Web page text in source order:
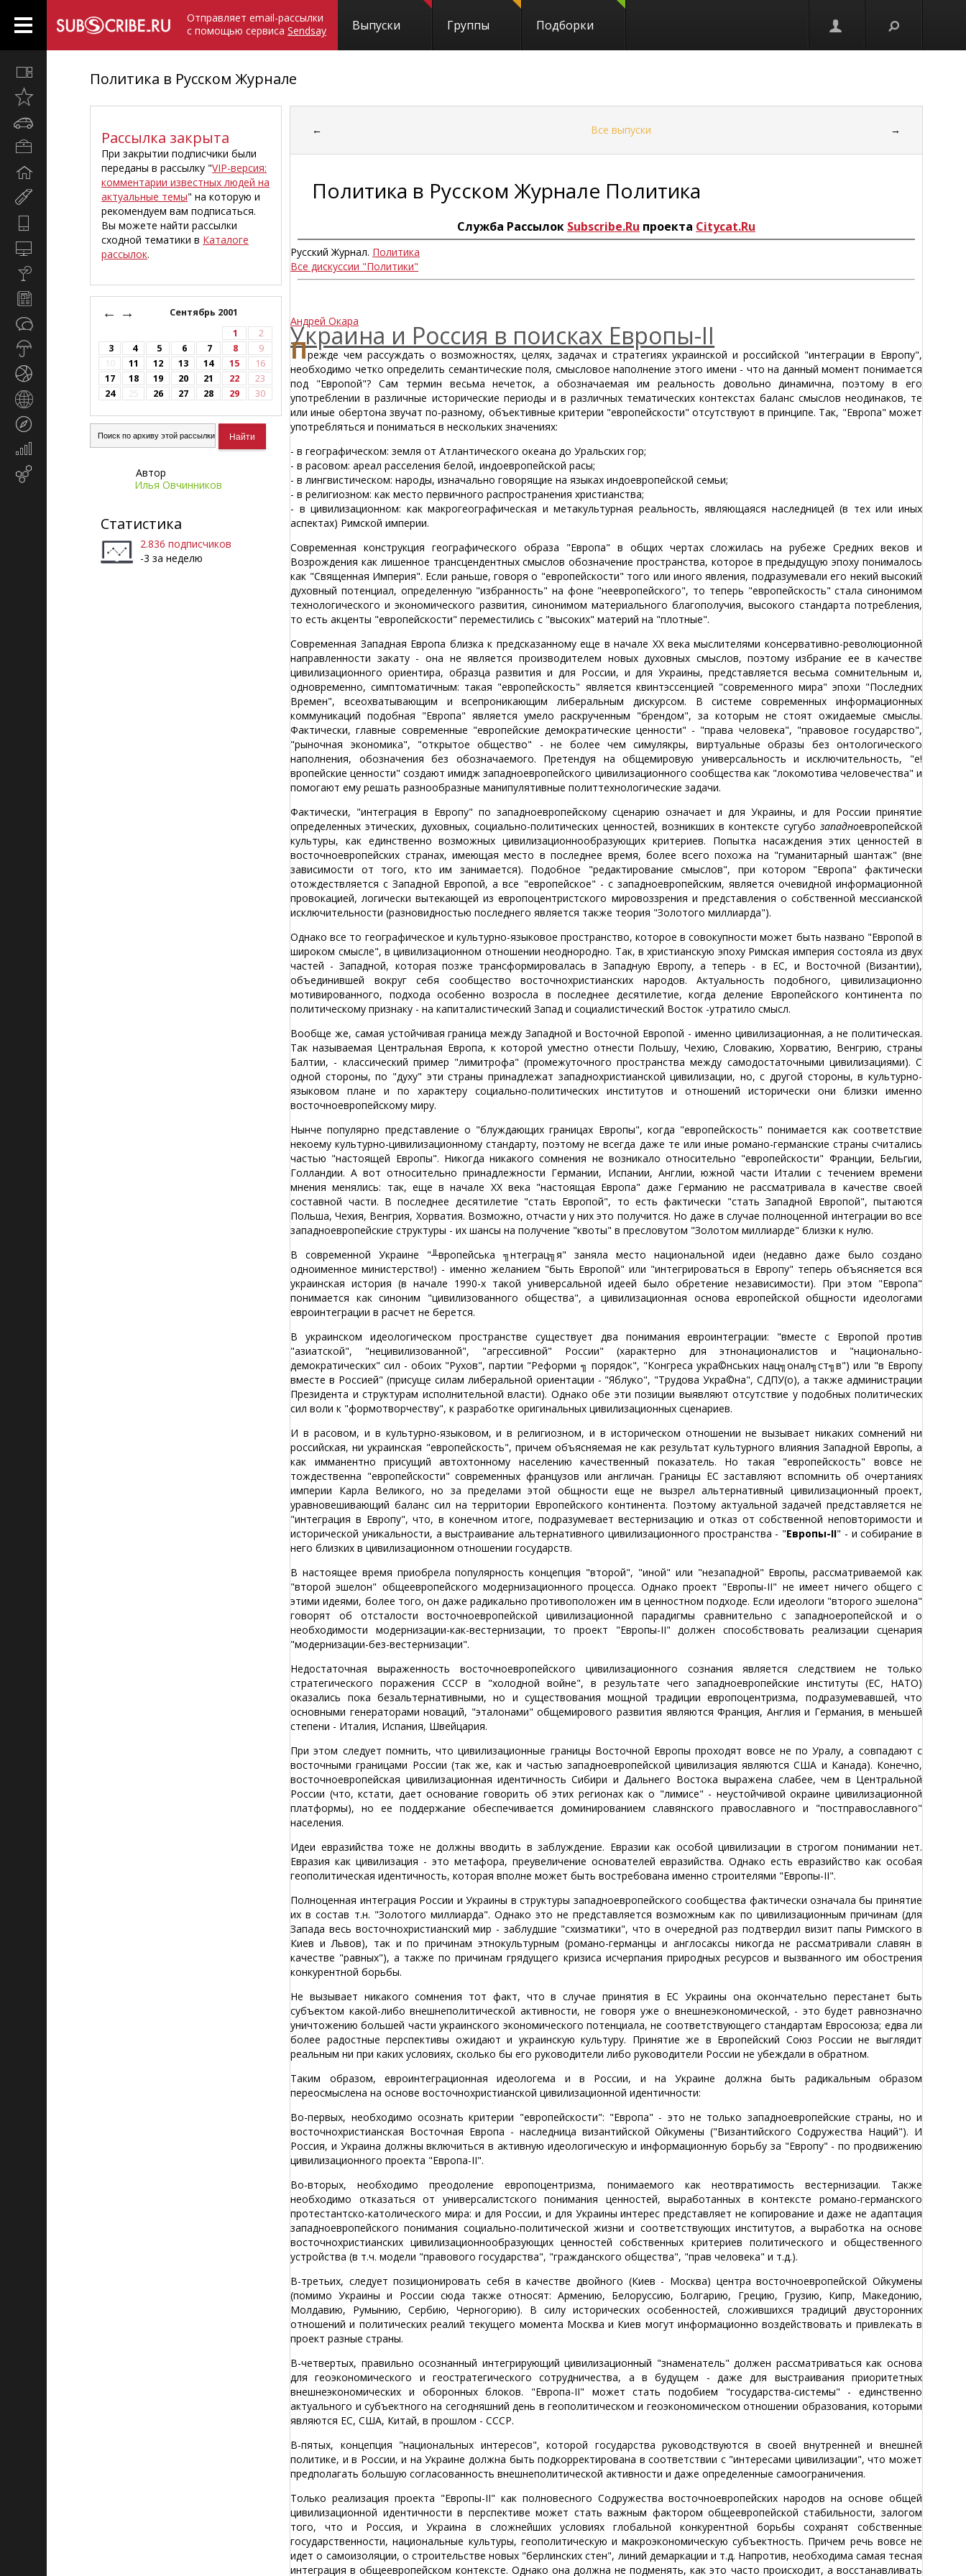
Отправляет email-рассылки
с помощью сервиса Sendsay Выпуски Группы Подборки
недавно
Компьютеры
Новости
регионы
Экономика
Политика в Русском Журнале
Рассылка закрыта
При закрытии подписчики были
переданы в рассылку "VIP-версия:
комментарии известных людей на
актуальные темы" на которую и
рекомендуем вам подписаться.
Вы можете найти рассылки
сходной тематики в Каталоге
рассылок.
← Сентябрь 2001
→
1
2
3
4 5 6 7 8
9
10
11 12 13 14 15
16
17
18 19 20 21 22
23
24
25 26 27 28 29 30
Автор
Илья Овчинников
Статистика
2.836 подписчиков
-3 за неделю
← Все выпуски →
Политика в Русском Журнале Политика
Служба Рассылок Subscribe.Ru проекта Citycat.Ru
Русский Журнал. Политика
Все дискуссии "Политики"
Андрей Окара
Украина и Россия в поисках Европы-II
Прежде чем рассуждать о возможностях, целях, задачах и стратегиях украинской и российской "интеграции в Европу",
необходимо четко определить семантические поля, смысловое наполнение этого имени - что на данный момент понимается
под "Европой"? Сам термин весьма нечеток, а обозначаемая им реальность довольно динамична, поэтому в его
употреблении в различные исторические периоды и в различных тематических контекстах баланс смыслов неодинаков, те
или иные обертона звучат по-разному, объективные критерии "европейскости" отсутствуют в принципе. Так, "Европа" может
употребляться и пониматься в нескольких значениях:
- в географическом: земля от Атлантического океана до Уральских гор;
- в расовом: ареал расселения белой, индоевропейской расы;
- в лингвистическом: народы, изначально говорящие на языках индоевропейской семьи;
- в религиозном: как место первичного распространения христианства;
- в цивилизационном: как макрогеографическая и метакультурная реальность, являющаяся наследницей (в тех или иных
аспектах) Римской империи.
Современная конструкция географического образа "Европа" в общих чертах сложилась на рубеже Средних веков и
Возрождения как лишенное трансцендентных смыслов обозначение пространства, которое в предыдущую эпоху понималось
как "Священная Империя". Если раньше, говоря о "европейскости" того или иного явления, подразумевали его некий высокий
духовный потенциал, определенную "избранность" на фоне "неевропейского", то теперь "европейскость" стала синонимом
технологического и экономического развития, синонимом материального благополучия, высокого стандарта потребления,
то есть акценты "европейскости" переместились с "высоких" материй на "плотные".
Современная Западная Европа близка к предсказанному еще в начале XX века мыслителями консервативно-революционной
направленности закату - она не является производителем новых духовных смыслов, поэтому избрание ее в качестве
цивилизационного ориентира, образца развития и для России, и для Украины, представляется весьма сомнительным и,
одновременно, симптоматичным: такая "европейскость" является квинтэссенцией "современного мира" эпохи "Последних
Времен", всеохватывающим и всепроникающим либеральным дискурсом. В системе современных информационных
коммуникаций подобная "Европа" является умело раскрученным "брендом", за которым не стоят ожидаемые смыслы.
Фактически, главные современные "европейские демократические ценности" - "права человека", "правовое государство",
"рыночная экономика", "открытое общество" - не более чем симулякры, виртуальные образы без онтологического
наполнения, обозначения без обозначаемого. Претендуя на общемировую универсальность и исключительность, "е!
вропейские ценности" создают имидж западноевропейского цивилизационного сообщества как "локомотива человечества" и
помогают ему решать разнообразные манипулятивные политтехнологические задачи.
Фактически, "интеграция в Европу" по западноевропейскому сценарию означает и для Украины, и для России принятие
определенных этических, духовных, социально-политических ценностей, возникших в контексте сугубо западноевропейской
культуры, как единственно возможных цивилизационнообразующих критериев. Попытка насаждения этих ценностей в
восточноевропейских странах, имеющая место в последнее время, более всего похожа на "гуманитарный шантаж" (вне
зависимости от того, кто им занимается). Подобное "редактирование смыслов", при котором "Европа" фактически
отождествляется с Западной Европой, а все "европейское" - с западноевропейским, является очевидной информационной
провокацией, логически вытекающей из европоцентристского мировоззрения и представления о собственной мессианской
исключительности (разновидностью последнего является также теория "Золотого миллиарда").
Однако все то географическое и культурно-языковое пространство, которое в совокупности может быть названо "Европой в
широком смысле", в цивилизационном отношении неоднородно. Так, в христианскую эпоху Римская империя состояла из двух
частей - Западной, которая позже трансформировалась в Западную Европу, а теперь - в ЕС, и Восточной (Византии),
объединившей вокруг себя сообщество восточнохристианских народов. Актуальность подобного, цивилизационно
мотивированного, подхода особенно возросла в последнее десятилетие, когда деление Европейского континента по
политическому признаку - на капиталистический Запад и социалистический Восток -утратило смысл.
Вообще же, самая устойчивая граница между Западной и Восточной Европой - именно цивилизационная, а не политическая.
Так называемая Центральная Европа, к которой уместно отнести Польшу, Чехию, Словакию, Хорватию, Венгрию, страны
Балтии, - классический пример "лимитрофа" (промежуточного пространства между самодостаточными цивилизациями). С
одной стороны, по "духу" эти страны принадлежат западнохристианской цивилизации, но, с другой стороны, в культурно-
языковом плане и по характеру социально-политических институтов и отношений исторически они близки именно
восточноевропейскому миру.
Нынче популярно представление о "блуждающих границах Европы", когда "европейскость" понимается как соответствие
некоему культурно-цивилизационному стандарту, поэтому не всегда даже те или иные романо-германские страны считались
частью "настоящей Европы". Никогда никакого сомнения не возникало относительно "европейскости" Франции, Бельгии,
Голландии. А вот относительно принадлежности Германии, Испании, Англии, южной части Италии с течением времени
мнения менялись: так, еще в начале XX века "настоящая Европа" даже Германию не рассматривала в качестве своей
составной части. В последнее десятилетие "стать Европой", то есть фактически "стать Западной Европой", пытаются
Польша, Чехия, Венгрия, Хорватия. Возможно, отчасти у них это получится. Но даже в случае полноценной интеграции во все
западноевропейские структуры - их шансы на получение "квоты" в пресловутом "Золотом миллиарде" близки к нулю.
В современной Украине "╨вропейська ╗нтеграц╗я" заняла место национальной идеи (недавно даже было создано
одноименное министерство!) - именно желанием "быть Европой" или "интегрироваться в Европу" теперь объясняется вся
украинская история (в начале 1990-х такой универсальной идеей было обретение независимости). При этом "Европа"
понимается как синоним "цивилизованного общества", а цивилизационная основа европейской общности идеологами
евроинтеграции в расчет не берется.
В украинском идеологическом пространстве существует два понимания евроинтеграции: "вместе с Европой против
"азиатской", "нецивилизованной", "агрессивной" России" (характерно для этнонационалистов и "национально-
демократических" сил - обоих "Рухов", партии "Реформи ╗ порядок", "Конгреса укра©нських нац╗онал╗ст╗в") или "в Европу
вместе в Россией" (присуще силам либеральной ориентации - "Яблуко", "Трудова Укра©на", СДПУ(о), а также администрации
Президента и структурам исполнительной власти). Однако обе эти позиции выявляют отсутствие у подобных политических
сил воли к "формотворчеству", к разработке оригинальных цивилизационных сценариев.
И в расовом, и в культурно-языковом, и в религиозном, и в историческом отношении не вызывает никаких сомнений ни
российская, ни украинская "европейскость", причем объясняемая не как результат культурного влияния Западной Европы, а
как имманентно присущий автохтонному населению качественный показатель. Но такая "европейскость" вовсе не
тождественна "европейскости" современных французов или англичан. Границы ЕС заставляют вспомнить об очертаниях
империи Карла Великого, но за пределами этой общности еще не вызрел альтернативный цивилизационный проект,
уравновешивающий баланс сил на территории Европейского континента. Поэтому актуальной задачей представляется не
"интеграция в Европу", что, в конечном итоге, подразумевает вестернизацию и отказ от собственной неповторимости и
исторической уникальности, а выстраивание альтернативного цивилизационного пространства - "Европы-II" - и собирание в
него близких в цивилизационном отношении государств.
В настоящее время приобрела популярность концепция "второй", "иной" или "незападной" Европы, рассматриваемой как
"второй эшелон" общеевропейского модернизационного процесса. Однако проект "Европы-II" не имеет ничего общего с
этими идеями, более того, он даже радикально противоположен им в ценностном подходе. Если идеологи "второго эшелона"
говорят об отсталости восточноевропейской цивилизационной парадигмы сравнительно с западноеропейской и о
необходимости модернизации-как-вестернизации, то проект "Европы-II" должен способствовать реализации сценария
"модернизации-без-вестернизации".
Недостаточная выраженность восточноевропейского цивилизационного сознания является следствием не только
стратегического поражения СССР в "холодной войне", в результате чего западноевропейские институты (ЕС, НАТО)
оказались пока безальтернативными, но и существования мощной традиции европоцентризма, подразумевавшей, что
основными генераторами новаций, "эталонами" общемирового развития являются Франция, Англия и Германия, в меньшей
степени - Италия, Испания, Швейцария.
При этом следует помнить, что цивилизационные границы Восточной Европы проходят вовсе не по Уралу, а совпадают с
восточными границами России (так же, как и частью западноевропейской цивилизация являются США и Канада). Конечно,
восточноевропейская цивилизационная идентичность Сибири и Дальнего Востока выражена слабее, чем в Центральной
России (что, кстати, дает основание говорить об этих регионах как о "лимисе" - неустойчивой окраине цивилизационной
платформы), но ее поддержание обеспечивается доминированием славянского православного и "постправославного"
населения.
Идеи евразийства тоже не должны вводить в заблуждение. Евразии как особой цивилизации в строгом понимании нет.
Евразия как цивилизация - это метафора, преувеличение основателей евразийства. Однако есть евразийство как особая
геополитическая идентичность, которая вполне может быть востребована именно строителями "Европы-II".
Полноценная интеграция России и Украины в структуры западноевропейского сообщества фактически означала бы принятие
их в состав т.н. "Золотого миллиарда". Однако это не представляется возможным как по цивилизационным причинам (для
Запада весь восточнохристианский мир - заблудшие "схизматики", что в очередной раз подтвердил визит папы Римского в
Киев и Львов), так и по причинам этнокультурным (романо-германцы и англосаксы никогда не рассматривали славян в
качестве "равных"), а также по причинам грядущего кризиса исчерпания природных ресурсов и вызванного им обострения
конкурентной борьбы.
Не вызывает никакого сомнения тот факт, что в случае принятия в ЕС Украины она окончательно перестанет быть
субъектом какой-либо внешнеполитической активности, не говоря уже о внешнеэкономической, - это будет равнозначно
уничтожению большей части украинского экономического потенциала, не соответствующего стандартам Евросоюза; едва ли
более радостные перспективы ожидают и украинскую культуру. Принятие же в Европейский Союз России не выглядит
реальным ни при каких условиях, сколько бы его руководители либо руководители России не убеждали в обратном.
Таким образом, евроинтеграционная идеологема и в России, и на Украине должна быть радикальным образом
переосмыслена на основе восточнохристианской цивилизационной идентичности:
Во-первых, необходимо осознать критерии "европейскости": "Европа" - это не только западноевропейские страны, но и
восточнохристианская Восточная Европа - наследница византийской Ойкумены ("Византийского Содружества Наций"). И
Россия, и Украина должны включиться в активную идеологическую и информационную борьбу за "Европу" - по продвижению
цивилизационного проекта "Европа-II".
Во-вторых, необходимо преодоление европоцентризма, понимаемого как неотвратимость вестернизации. Также
необходимо отказаться от универсалистского понимания ценностей, выработанных в контексте романо-германского
протестантско-католического мира: и для России, и для Украины интерес представляет не копирование и даже не адаптация
западноевропейского понимания социально-политической жизни и соответствующих институтов, а выработка на основе
восточнохристианских цивилизационнообразующих ценностей собственных критериев политического и общественного
устройства (в т.ч. модели "правового государства", "гражданского общества", "прав человека" и т.д.).
В-третьих, следует позиционировать себя в качестве двойного (Киев - Москва) центра восточноевропейской Ойкумены
(помимо Украины и России сюда также относят: Армению, Белоруссию, Болгарию, Грецию, Грузию, Кипр, Македонию,
Молдавию, Румынию, Сербию, Черногорию). В силу исторических особенностей, сложившихся традиций двусторонних
отношений и политических реалий текущего момента Москва и Киев могут информационно воздействовать и привлекать в
проект разные страны.
В-четвертых, правильно осознанный интегрирующий цивилизационный "знаменатель" должен рассматриваться как основа
для геоэкономического и геостратегического сотрудничества, а в будущем - даже для выстраивания приоритетных
внешнеэкономических и оборонных блоков. "Европа-II" может стать подобием "государства-системы" - единственно
актуального и субъектного на сегодняшний день в геополитическом и геоэкономическом отношении образования, которыми
являются ЕС, США, Китай, в прошлом - СССР.
В-пятых, концепция "национальных интересов", которой государства руководствуются в своей внутренней и внешней
политике, и в России, и на Украине должна быть подкорректирована в соответствии с "интересами цивилизации", что может
предполагать большую согласованность внешнеполитической активности и даже определенные самоограничения.
Только реализация проекта "Европы-II" как полновесного Содружества восточноевропейских народов на основе общей
цивилизационной идентичности в перспективе может стать важным фактором общеевропейской стабильности, залогом
того, что и Россия, и Украина в сложнейших условиях глобальной конкурентной борьбы сохранят собственные
государственности, национальные культуры, геополитическую и макроэкономическую субъектность. Причем речь вовсе не
идет о самоизоляции, о строительстве новых "берлинских стен", линий демаркации и т.д. Напротив, необходима самая тесная
интеграция в общеевропейском контексте. Однако она должна не подменять, как это часто происходит, а восстанавливать